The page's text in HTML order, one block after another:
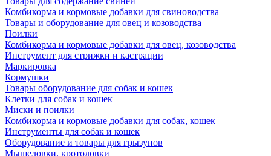
Комбикорма и кормовые добавки для свиноводства
Товары и оборудование для овец и козоводства
Поилки
Комбикорма и кормовые добавки для овец, козоводства
Инструмент для стрижки и кастрации
Маркировка
Кормушки
Товары оборудование для собак и кошек
Клетки для собак и кошек
Миски и поилки
Комбикорма и кормовые добавки для собак, кошек
Инструменты для собак и кошек
Оборудование и товары для грызунов
Мышеловки, кротоловки